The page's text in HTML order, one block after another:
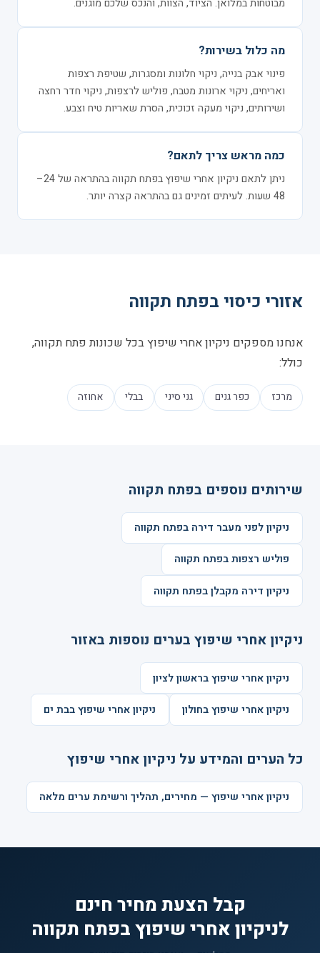
מבוטחות במלואן. הציוד, הצוות, והנכס שלכם מוגנים.
מה כלול בשירות?
פינוי אבק בנייה, ניקוי חלונות ומסגרות, שטיפת רצפות
ואריחים, ניקוי ארונות מטבח, פוליש לרצפות, ניקוי חדר רחצה
ושירותים, ניקוי מעקה זכוכית, הסרת שאריות טיח וצבע.
כמה מראש צריך לתאם?
ניתן לתאם ניקיון אחרי שיפוץ בפתח תקווה בהתראה של 24–
48 שעות. לעיתים זמינים גם בהתראה קצרה יותר.
אזורי כיסוי בפתח תקווה
אנחנו מספקים ניקיון אחרי שיפוץ בכל שכונות פתח תקווה,
כולל:
מרכז כפר גנים גני סיני בבלי אחוזה
שירותים נוספים בפתח תקווה
ניקיון לפני מעבר דירה בפתח תקווה
פוליש רצפות בפתח תקווה
ניקיון דירה מקבלן בפתח תקווה
ניקיון אחרי שיפוץ בערים נוספות באזור
ניקיון אחרי שיפוץ בראשון לציון
ניקיון אחרי שיפוץ בחולון ניקיון אחרי שיפוץ בבת ים
כל הערים והמידע על ניקיון אחרי שיפוץ
ניקיון אחרי שיפוץ — מחירים, תהליך ורשימת ערים מלאה
קבל הצעת מחיר חינם
לניקיון אחרי שיפוץ בפתח תקווה